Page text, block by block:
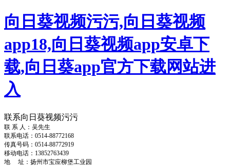
向日葵视频污污,向日葵视频
app18,向日葵视频app安卓下
载,向日葵app官方下载网站进
入
联系向日葵视频污污
联 系 人：吴先生
联系电话：0514-88772168
传真号码：0514-88772919
移动电话：13852763439
地 址：扬州市宝应柳堡工业园